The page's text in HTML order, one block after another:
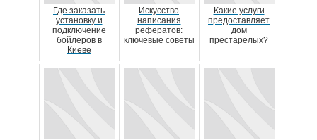
Где заказать
установку и
подключение
бойлеров в
Киеве
Искусство
написания
рефератов:
ключевые советы
Какие услуги
предоставляет
дом
престарелых?